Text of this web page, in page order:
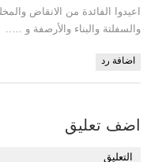
اعيدوا الفائدة من الانقاض
والسفلتة والبناء والأرصفة و …..
اضافة رد
اضف تعليق